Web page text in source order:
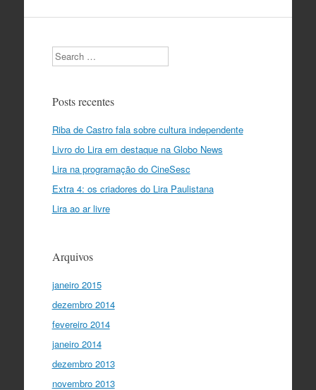
Search
Posts recentes
Riba de Castro fala sobre cultura independente
Livro do Lira em destaque na Globo News
Lira na programação do CineSesc
Extra 4: os criadores do Lira Paulistana
Lira ao ar livre
Arquivos
janeiro 2015
dezembro 2014
fevereiro 2014
janeiro 2014
dezembro 2013
novembro 2013